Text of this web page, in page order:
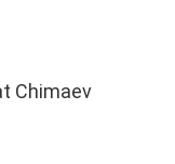
Chimaev